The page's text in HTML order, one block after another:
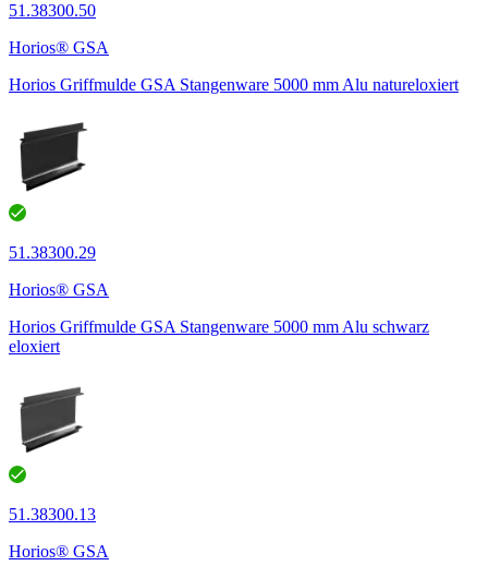
51.38300.50
Horios® GSA
Horios Griffmulde GSA Stangenware 5000 mm Alu natureloxiert
51.38300.29
Horios® GSA
Horios Griffmulde GSA Stangenware 5000 mm Alu schwarz
eloxiert
51.38300.13
Horios® GSA